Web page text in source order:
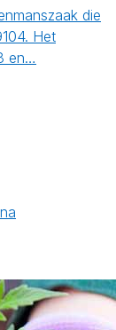
die
Het
en…